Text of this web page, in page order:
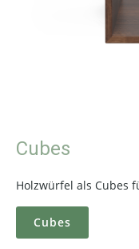
Cubes
Holzwürfel als Cubes
Cubes